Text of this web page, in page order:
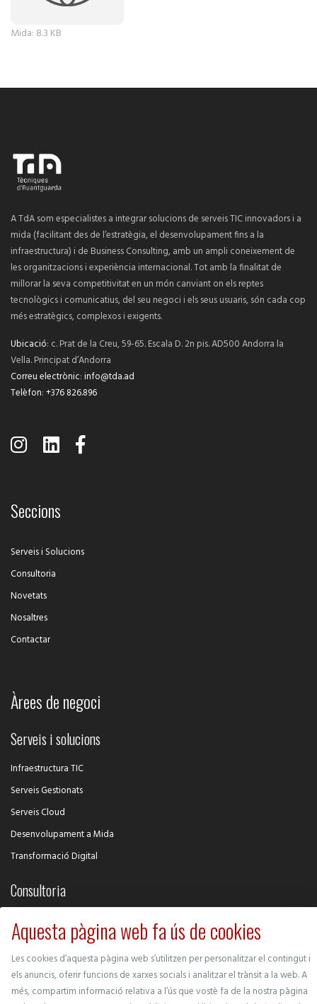
Feu clic per a visualitzar la imatge a mida completa…
Mida: 8.3 KB
A TdA som especialistes a integrar solucions de serveis TIC innovadors i a
mida (facilitant des de l’estratègia, el desenvolupament fins a la
infraestructura) i de Business Consulting, amb un ampli coneixement de
les organitzacions i experiència internacional. Tot amb la finalitat de
millorar la seva competitivitat en un món canviant on els reptes
tecnològics i comunicatius, del seu negoci i els seus usuaris, són cada cop
més estratègics, complexos i exigents.
Ubicació: c. Prat de la Creu, 59-65. Escala D. 2n pis. AD500 Andorra la
Vella. Principat d’Andorra
Correu electrònic:info@tda.ad
Telèfon:+376 826.896
Seccions
Serveis i Solucions
Consultoria
Novetats
Nosaltres
Contactar
Àrees de negoci
Serveis i solucions
Infraestructura TIC
Serveis Gestionats
Serveis Cloud
Desenvolupament a Mida
Transformació Digital
Consultoria
Intel·ligència Competitiva
Desenvolupament de Negoci
Ciberseguretat
Gestió de Projectes
Aquesta pàgina web fa ús de cookies
Les cookies d’aquesta pàgina web s’utilitzen per personalitzar el contingut i
els anuncis, oferir funcions de xarxes socials i analitzar el trànsit a la web. A
més, compartim informació relativa a l’ús que vostè fa de la nostra pàgina